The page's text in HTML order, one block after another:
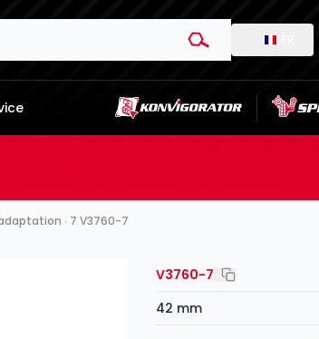
∙ 7 V3760-7
V3760-7
42 mm